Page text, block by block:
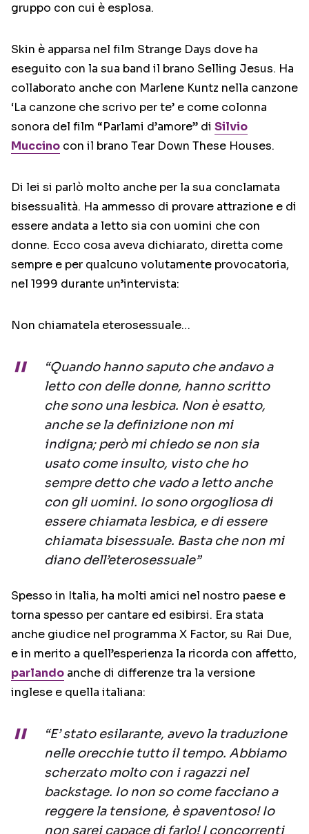
gruppo con cui è esplosa.
Skin è apparsa nel film Strange Days dove ha
eseguito con la sua band il brano Selling Jesus. Ha
collaborato anche con Marlene Kuntz nella canzone
‘La canzone che scrivo per te’ e come colonna
sonora del film “Parlami d’amore” di Silvio
Muccino con il brano Tear Down These Houses.
Di lei si parlò molto anche per la sua conclamata
bisessualità. Ha ammesso di provare attrazione e di
essere andata a letto sia con uomini che con
donne. Ecco cosa aveva dichiarato, diretta come
sempre e per qualcuno volutamente provocatoria,
nel 1999 durante un’intervista:
Non chiamatela eterosessuale…
“Quando hanno saputo che andavo a
letto con delle donne, hanno scritto
che sono una lesbica. Non è esatto,
anche se la definizione non mi
indigna; però mi chiedo se non sia
usato come insulto, visto che ho
sempre detto che vado a letto anche
con gli uomini. Io sono orgogliosa di
essere chiamata lesbica, e di essere
chiamata bisessuale. Basta che non mi
diano dell’eterosessuale”
Spesso in Italia, ha molti amici nel nostro paese e
torna spesso per cantare ed esibirsi. Era stata
anche giudice nel programma X Factor, su Rai Due,
e in merito a quell’esperienza la ricorda con affetto,
parlando anche di differenze tra la versione
inglese e quella italiana:
“E’ stato esilarante, avevo la traduzione
nelle orecchie tutto il tempo. Abbiamo
scherzato molto con i ragazzi nel
backstage. Io non so come facciano a
reggere la tensione, è spaventoso! Io
non sarei capace di farlo! I concorrenti